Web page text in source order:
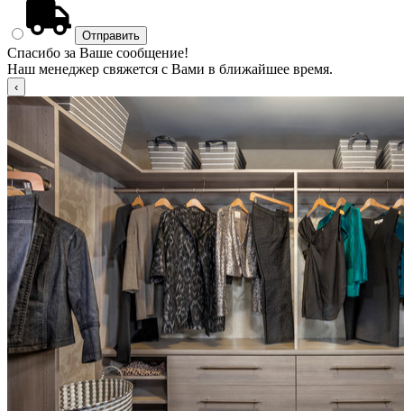
Спасибо за Ваше сообщение!
Наш менеджер свяжется с Вами в ближайшее время.